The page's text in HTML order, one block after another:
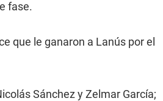
fase.
que le ganaron a Lanús por el
Sánchez y Zelmar García;